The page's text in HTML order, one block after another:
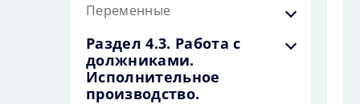
Переменные
Раздел 4.3. Работа с
должниками.
Исполнительное
производство.